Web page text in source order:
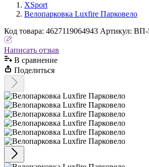
XSport
Велопарковка Luxfire Парковело
Код товара: 4627119064943 Артикул: ВП-
Написать отзыв
В сравнениe
Поделиться